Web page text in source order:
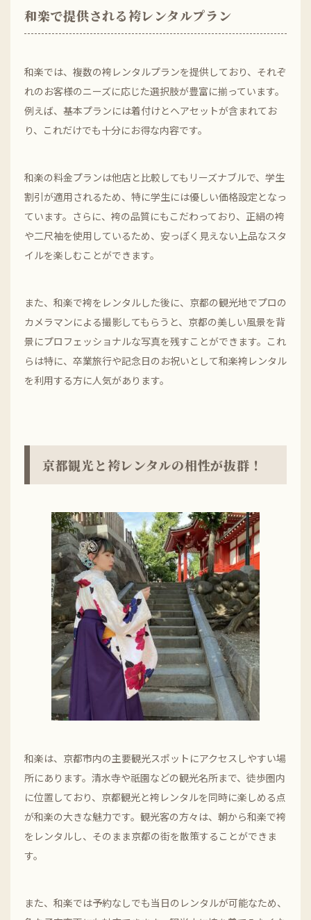
和楽で提供される袴レンタルプラン
和楽では、複数の袴レンタルプランを提供しており、それぞ
れのお客様のニーズに応じた選択肢が豊富に揃っています。
例えば、基本プランには着付けとヘアセットが含まれてお
り、これだけでも十分にお得な内容です。
和楽の料金プランは他店と比較してもリーズナブルで、学生
割引が適用されるため、特に学生には優しい価格設定となっ
ています。さらに、袴の品質にもこだわっており、正絹の袴
や二尺袖を使用しているため、安っぽく見えない上品なスタ
イルを楽しむことができます。
また、和楽で袴をレンタルした後に、京都の観光地でプロの
カメラマンによる撮影してもらうと、京都の美しい風景を背
景にプロフェッショナルな写真を残すことができます。これ
らは特に、卒業旅行や記念日のお祝いとして和楽袴レンタル
を利用する方に人気があります。
京都観光と袴レンタルの相性が抜群！
和楽は、京都市内の主要観光スポットにアクセスしやすい場
所にあります。清水寺や祇園などの観光名所まで、徒歩圏内
に位置しており、京都観光と袴レンタルを同時に楽しめる点
が和楽の大きな魅力です。観光客の方々は、朝から和楽で袴
をレンタルし、そのまま京都の街を散策することができま
す。
また、和楽では予約なしでも当日のレンタルが可能なため、